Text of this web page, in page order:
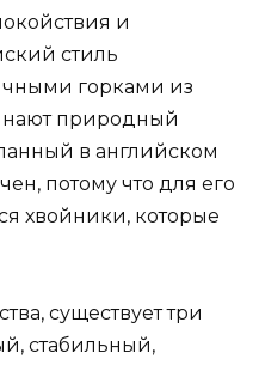
и
стиль
горками из
природный
в английском
потому что для его
хвойники, которые
существует три
стабильный,